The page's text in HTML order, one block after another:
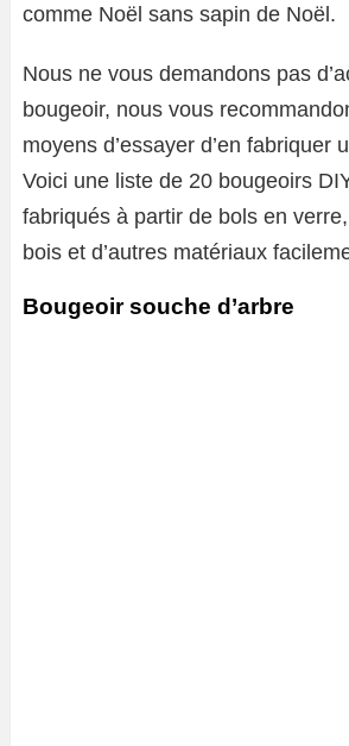
comme Noël sans sapin de Noël.
Nous ne vous demandons pas
bougeoir, nous vous
moyens d’essayer d’en fabriquer
Voici une liste de 20 bougeoirs
fabriqués à partir de bols en
bois et d’autres matériaux
Bougeoir souche d’arbre